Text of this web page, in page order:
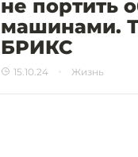
не портить
машинами.
БРИКС
15.10.24 Жизнь